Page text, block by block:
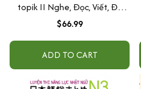
topik II Nghe, Đọc, Viết, Đề
bản mới - 핫 토픽 2
$66.99
ADD TO CART